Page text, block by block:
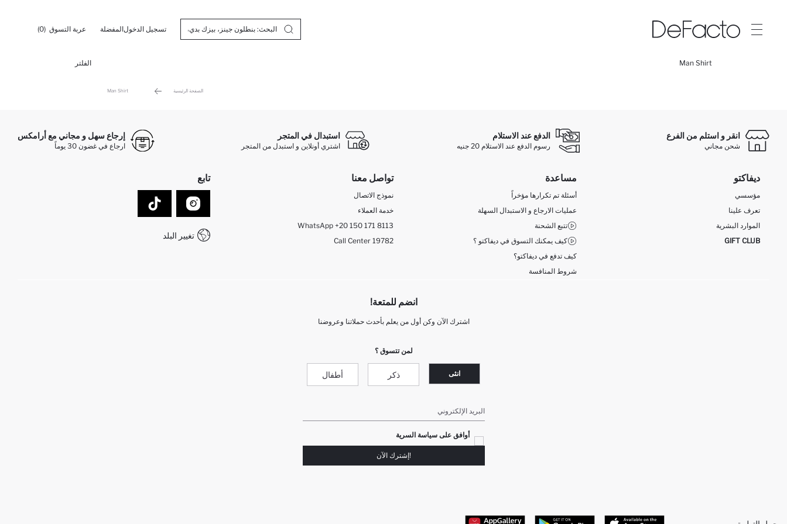
تسجيل الدخولالمفضلة عربة التسوق (0)
Man Shirt الفلتر
الصفحة الرئيسية Man Shirt
انقر و استلم من الفرع
شحن مجاني
الدفع عند الاستلام
رسوم الدفع عند الاستلام 20 جنيه
استبدال في المتجر
اشتري أونلاين و استبدل من المتجر
إرجاع سهل و مجاني مع أرامكس
ارجاع في غضون 30 يوماً
ديفاكتو
مؤسسي
تعرف علينا
الموارد البشرية
GIFT CLUB
مساعدة
أسئلة تم تكرارها مؤخراً
عمليات الارجاع و الاستبدال السهلة
تتبع الشحنة
كيف يمكنك التسوق في ديفاكتو ؟
كيف تدفع في ديفاكتو؟
شروط المنافسة
تواصل معنا
نموذج الاتصال
خدمة العملاء
WhatsApp +20 150 171 8113
Call Center 19782
تابع
تغيير البلد
انضم للمتعة!
اشترك الآن وكن أول من يعلم بأحدث حملاتنا وعروضنا
لمن تتسوق ؟
انثى ذكر أطفال
البريد الإلكتروني
أوافق على سياسة السرية
!إشترك الآن